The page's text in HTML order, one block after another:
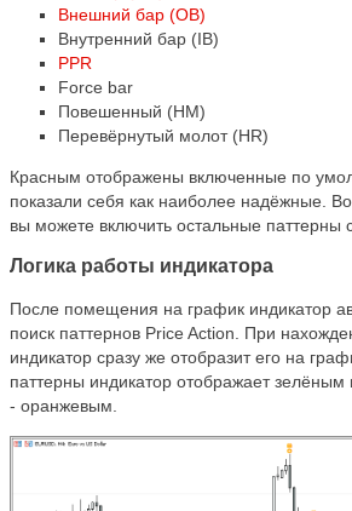
Внешний бар (OB)
Внутренний бар (IB)
PPR
Force bar
Повешенный (HM)
Перевёрнутый молот (HR)
Красным отображены включенные по
показали себя как наиболее надёжные.
вы можете включить остальные паттерны
Логика работы индикатора
После помещения на график индикатор
поиск паттернов Price Action. При
индикатор сразу же отобразит его на
паттерны индикатор отображает
- оранжевым.